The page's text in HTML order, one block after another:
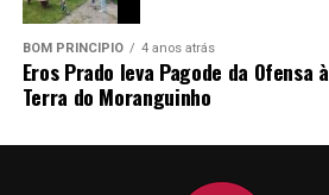
BOM PRINCÍPIO 4 anos atrás
Eros Prado leva Pagode da Ofensa à
Terra do Moranguinho